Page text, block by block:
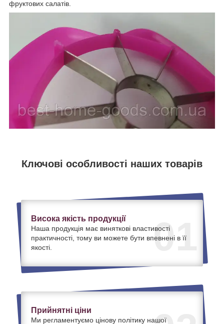
фруктових салатів.
Ключові особливості наших товарів
01
Висока якість продукції
Наша продукція має виняткові властивості
практичності, тому ви можете бути впевнені в її
якості.
Прийнятні ціни
Ми регламентуємо цінову політику нашої